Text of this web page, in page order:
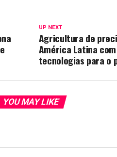
UP NEXT
Agricultura de
América Latina
tecnologias para o
YOU MAY LIKE